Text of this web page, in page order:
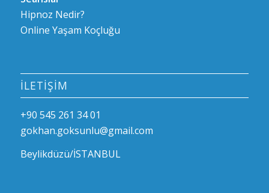
Hipnoz Nedir?
Online Yaşam Koçluğu
İLETIŞIM
+90 545 261 34 01
gokhan.goksunlu@gmail.com
Beylikdüzü/İSTANBUL